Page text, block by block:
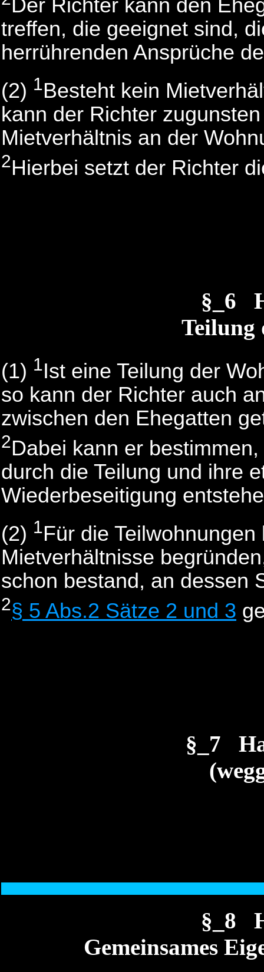
Der Richter kann den
treffen, die geeignet sind,
herrührenden Ansprüche
(2) 1Besteht kein
kann der Richter
Mietverhältnis an der
2Hierbei setzt der Richter
§_6
Teilung
(1) 1Ist eine Teilung der
so kann der Richter auch
zwischen den Ehegatten
2Dabei kann er
durch die Teilung und ihre
Wiederbeseitigung
(2) 1Für die
Mietverhältnisse
schon bestand, an dessen
2§ 5 Abs.2 Sätze 2 und 3
§_7
§_8
Gemeinsames